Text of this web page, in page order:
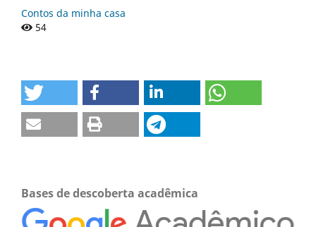
Contos da minha casa
54
Bases de descoberta acadêmica